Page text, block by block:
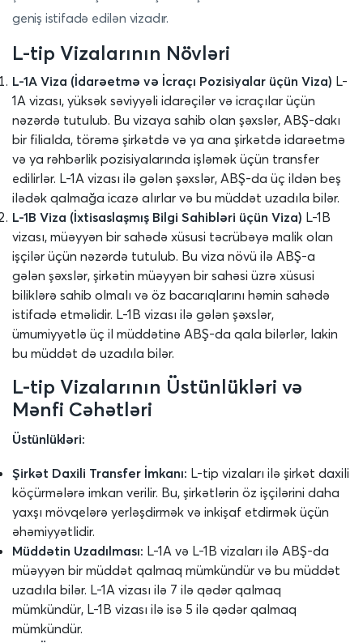
geniş istifadə edilən vizadır.
L-tip Vizalarının Növləri
L-1A Viza (İdarəetmə və İcraçı Pozisiyalar üçün Viza) L-
1A vizası, yüksək səviyyəli idarəçilər və icraçılar üçün
nəzərdə tutulub. Bu vizaya sahib olan şəxslər, ABŞ-dakı
bir filialda, törəmə şirkətdə və ya ana şirkətdə idarəetmə
və ya rəhbərlik pozisiyalarında işləmək üçün transfer
edilirlər. L-1A vizası ilə gələn şəxslər, ABŞ-da üç ildən beş
ilədək qalmağa icazə alırlar və bu müddət uzadıla bilər.
L-1B Viza (İxtisaslaşmış Bilgi Sahibləri üçün Viza) L-1B
vizası, müəyyən bir sahədə xüsusi təcrübəyə malik olan
işçilər üçün nəzərdə tutulub. Bu viza növü ilə ABŞ-a
gələn şəxslər, şirkətin müəyyən bir sahəsi üzrə xüsusi
biliklərə sahib olmalı və öz bacarıqlarını həmin sahədə
istifadə etməlidir. L-1B vizası ilə gələn şəxslər,
ümumiyyətlə üç il müddətinə ABŞ-da qala bilərlər, lakin
bu müddət də uzadıla bilər.
L-tip Vizalarının Üstünlükləri və
Mənfi Cəhətləri
Üstünlükləri:
Şirkət Daxili Transfer İmkanı: L-tip vizaları ilə şirkət daxili
köçürmələrə imkan verilir. Bu, şirkətlərin öz işçilərini daha
yaxşı mövqelərə yerləşdirmək və inkişaf etdirmək üçün
əhəmiyyətlidir.
Müddətin Uzadılması: L-1A və L-1B vizaları ilə ABŞ-da
müəyyən bir müddət qalmaq mümkündür və bu müddət
uzadıla bilər. L-1A vizası ilə 7 ilə qədər qalmaq
mümkündür, L-1B vizası ilə isə 5 ilə qədər qalmaq
mümkündür.